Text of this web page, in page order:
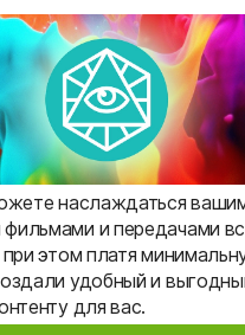
наслаждаться
и передачами
этом платя
удобный и
для вас.